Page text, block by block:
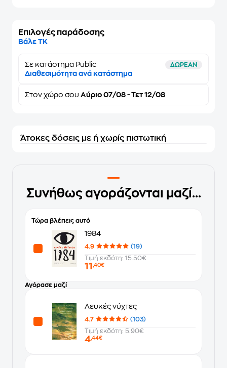
Επιλογές παράδοσης
Βάλε ΤΚ
Σε κατάστημα Public ΔΩΡΕΑΝ
Διαθεσιμότητα ανά κατάστημα
Στον χώρο σου Αύριο 07/08 - Τετ 12/08
Άτοκες δόσεις με ή χωρίς πιστωτική
Συνήθως αγοράζονται μαζί...
Τώρα βλέπεις αυτό
1984
4.9
(19)
Τιμή εκδότη: 15.50€
11 ,40€
Αγόρασε μαζί
Λευκές νύχτες
4.7
(103)
Τιμή εκδότη: 5.90€
4,44€